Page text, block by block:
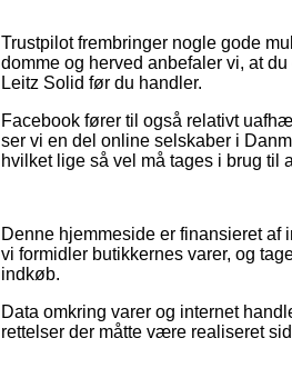
Trustpilot frembringer nogle gode
domme og herved anbefaler vi, at
Leitz Solid før du handler.
Facebook fører til også relativt
ser vi en del online selskaber i
hvilket lige så vel må tages i brug til
Denne hjemmeside er finansieret
vi formidler butikkernes varer, og
indkøb.
Data omkring varer og internet
rettelser der måtte være realiseret